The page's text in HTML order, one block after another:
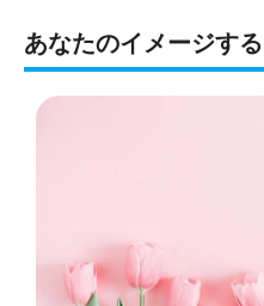
あなたのイメージす